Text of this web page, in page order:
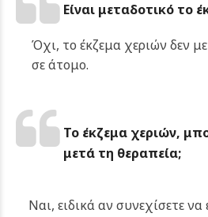
Είναι μεταδοτικό το
Όχι, το έκζεμα χεριών δεν
σε άτομο.
Το έκζεμα χεριών,
μετά τη θεραπεία;
Ναι, ειδικά αν συνεχίσετε να